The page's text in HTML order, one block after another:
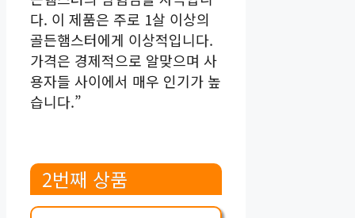
다. 이 제품은 주로 1살 이상의
골든햄스터에게 이상적입니다.
가격은 경제적으로 알맞으며 사
용자들 사이에서 매우 인기가 높
습니다.”
2번째 상품